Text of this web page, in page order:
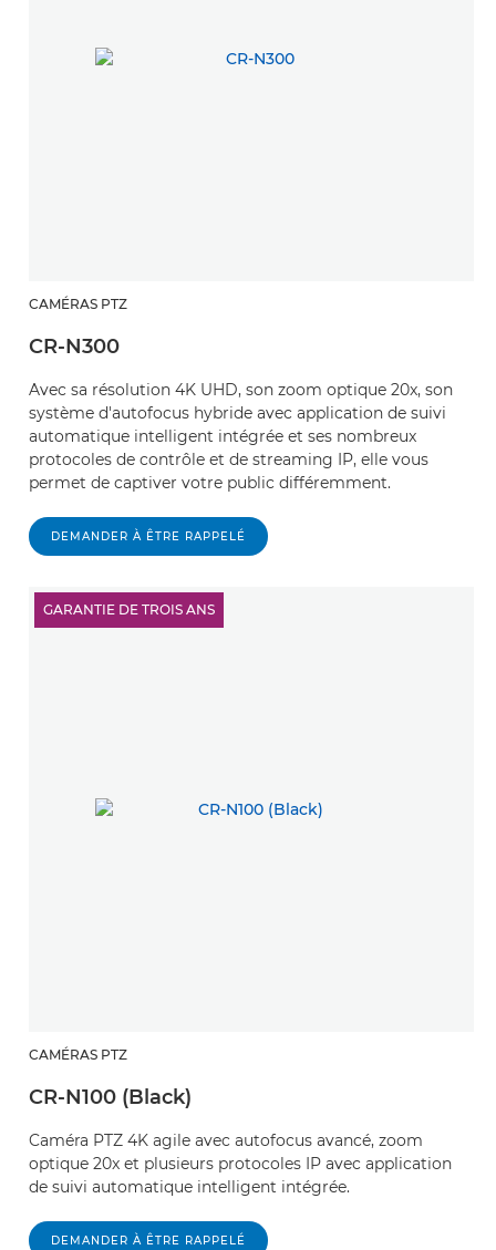
CAMÉRAS PTZ
CR-N300
Avec sa résolution 4K UHD, son zoom optique 20x, son
système d'autofocus hybride avec application de suivi
automatique intelligent intégrée et ses nombreux
protocoles de contrôle et de streaming IP, elle vous
permet de captiver votre public différemment.
DEMANDER À ÊTRE RAPPELÉ
GARANTIE DE TROIS ANS
CAMÉRAS PTZ
CR-N100 (Black)
Caméra PTZ 4K agile avec autofocus avancé, zoom
optique 20x et plusieurs protocoles IP avec application
de suivi automatique intelligent intégrée.
DEMANDER À ÊTRE RAPPELÉ